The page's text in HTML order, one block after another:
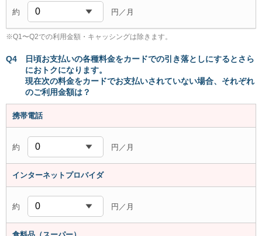
約 円／月
※Q1〜Q2での利用金額・キャッシングは除きます。
Q4
日頃お支払いの各種料金をカードでの引き落としにするとさら
におトクになります。
現在次の料金をカードでお支払いされていない場合、それぞれ
のご利用金額は？
携帯電話
約 円／月
インターネット プロバイダ
約 円／月